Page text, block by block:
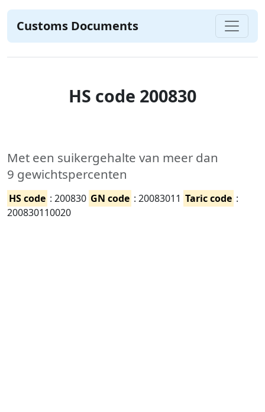
Customs Documents
HS code 200830
Met een suikergehalte van meer dan
9 gewichtspercenten
HS code : 200830 GN code : 20083011 Taric code :
200830110020